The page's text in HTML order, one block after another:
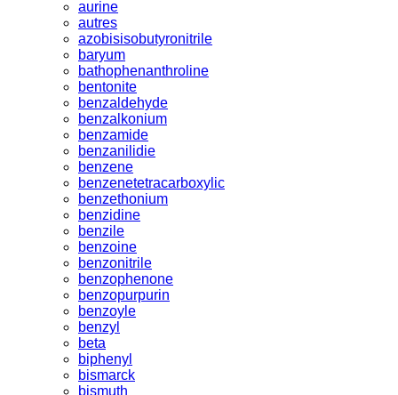
aurine
autres
azobisisobutyronitrile
baryum
bathophenanthroline
bentonite
benzaldehyde
benzalkonium
benzamide
benzanilidie
benzene
benzenetetracarboxylic
benzethonium
benzidine
benzile
benzoine
benzonitrile
benzophenone
benzopurpurin
benzoyle
benzyl
beta
biphenyl
bismarck
bismuth